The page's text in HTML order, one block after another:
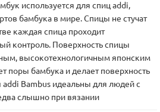
используется для спиц addi,
бамбука в мире. Спицы не стучат
каждая спица проходит
контроль. Поверхность спицы
высокотехнологичным японским
поры бамбука и делает поверхность
Bambus идеальны для людей с
слышно при вязании